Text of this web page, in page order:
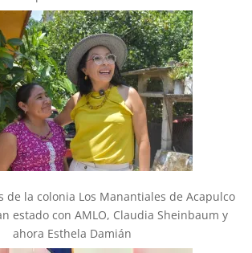
de la colonia Los Manantiales de Acapulco
estado con AMLO, Claudia Sheinbaum y
ahora Esthela Damián